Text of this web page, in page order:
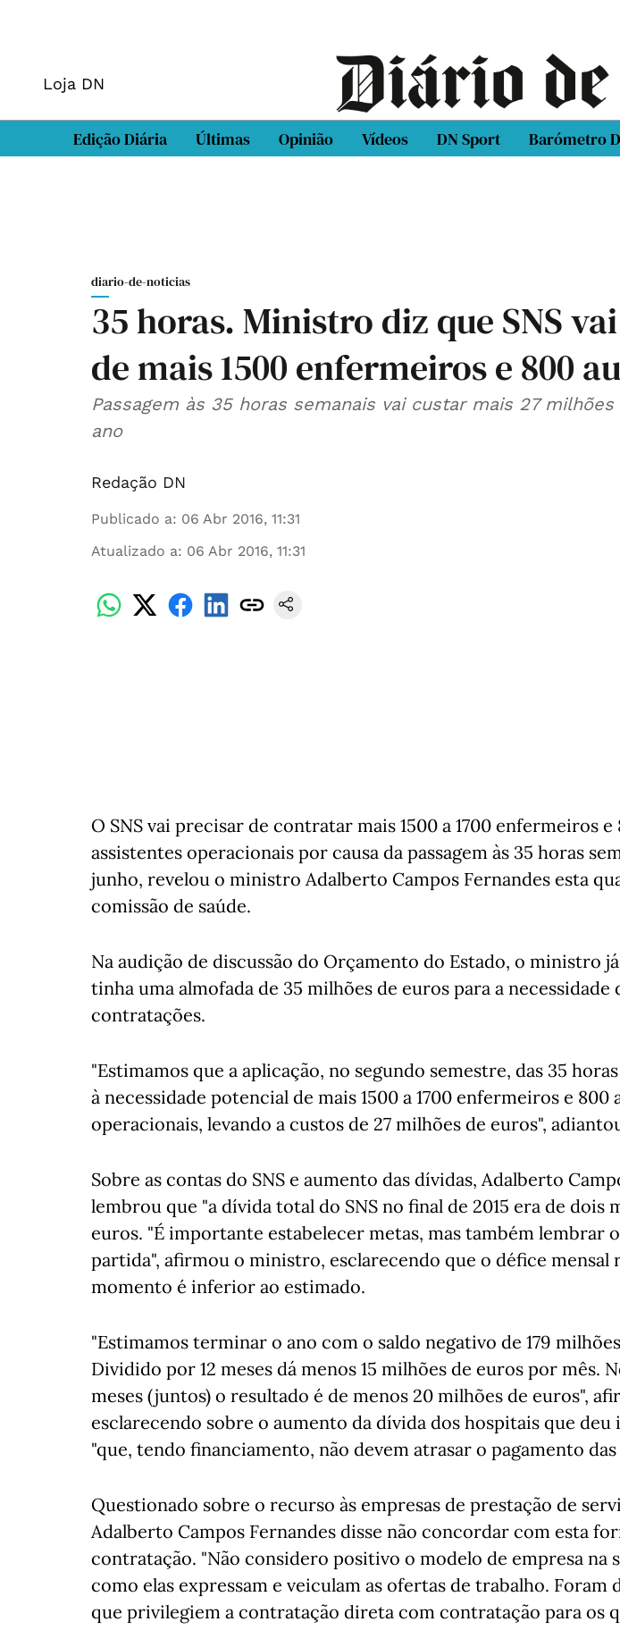
Loja DN
Edição Diária Últimas Opinião Vídeos DN Sport Barómetro
diario-de-noticias
35 horas. Ministro diz que SNS
de mais 1500 enfermeiros e 800
Passagem às 35 horas semanais vai custar mais 27
ano
Redação DN
Publicado a: 06 Abr 2016, 11:31
Atualizado a: 06 Abr 2016, 11:31
O SNS vai precisar de contratar mais 1500 a 1700 enfermeiros e
assistentes operacionais por causa da passagem às 35 horas
junho, revelou o ministro Adalberto Campos Fernandes esta
comissão de saúde.
Na audição de discussão do Orçamento do Estado, o ministro
tinha uma almofada de 35 milhões de euros para a necessidade
contratações.
"Estimamos que a aplicação, no segundo semestre, das 35
à necessidade potencial de mais 1500 a 1700 enfermeiros e 800
operacionais, levando a custos de 27 milhões de euros",
Sobre as contas do SNS e aumento das dívidas, Adalberto
lembrou que "a dívida total do SNS no final de 2015 era de dois
euros. "É importante estabelecer metas, mas também lembrar
partida", afirmou o ministro, esclarecendo que o défice mensal
momento é inferior ao estimado.
"Estimamos terminar o ano com o saldo negativo de 179
Dividido por 12 meses dá menos 15 milhões de euros por mês.
meses (juntos) o resultado é de menos 20 milhões de euros",
esclarecendo sobre o aumento da dívida dos hospitais que deu
"que, tendo financiamento, não devem atrasar o pagamento das
Questionado sobre o recurso às empresas de prestação de
Adalberto Campos Fernandes disse não concordar com esta
contratação. "Não considero positivo o modelo de empresa na
como elas expressam e veiculam as ofertas de trabalho. Foram
que privilegiem a contratação direta com contratação para os